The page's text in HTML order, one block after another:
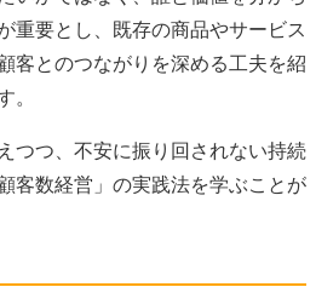
重要とし、既存の商品やサービス
客とのつながりを深める工夫を紹
つつ、不安に振り回されない持続
客数経営」の実践法を学ぶことが